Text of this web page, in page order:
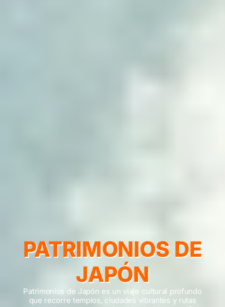
PATRIMONIOS DE
JAPÓN
Patrimonios de Japón es un viaje cultural profundo
que recorre templos, ciudades vibrantes y rutas